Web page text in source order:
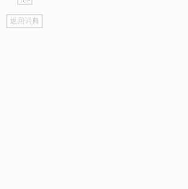
go
top
返回词典